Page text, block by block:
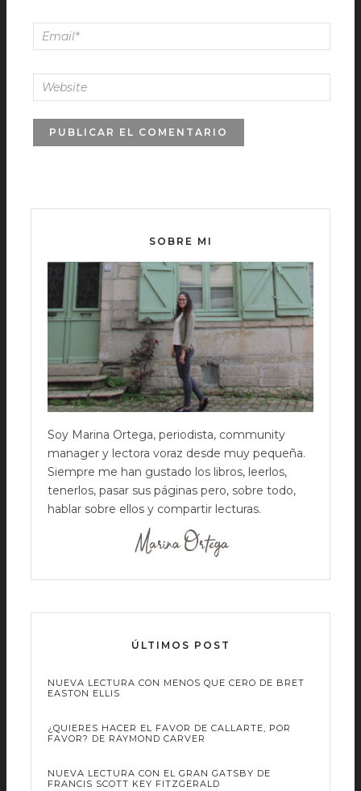
SOBRE MI
Soy Marina Ortega, periodista, community
manager y lectora voraz desde muy pequeña.
Siempre me han gustado los libros, leerlos,
tenerlos, pasar sus páginas pero, sobre todo,
hablar sobre ellos y compartir lecturas.
ÚLTIMOS POST
NUEVA LECTURA CON MENOS QUE CERO DE BRET
EASTON ELLIS
¿QUIERES HACER EL FAVOR DE CALLARTE, POR
FAVOR? DE RAYMOND CARVER
NUEVA LECTURA CON EL GRAN GATSBY DE
FRANCIS SCOTT KEY FITZGERALD